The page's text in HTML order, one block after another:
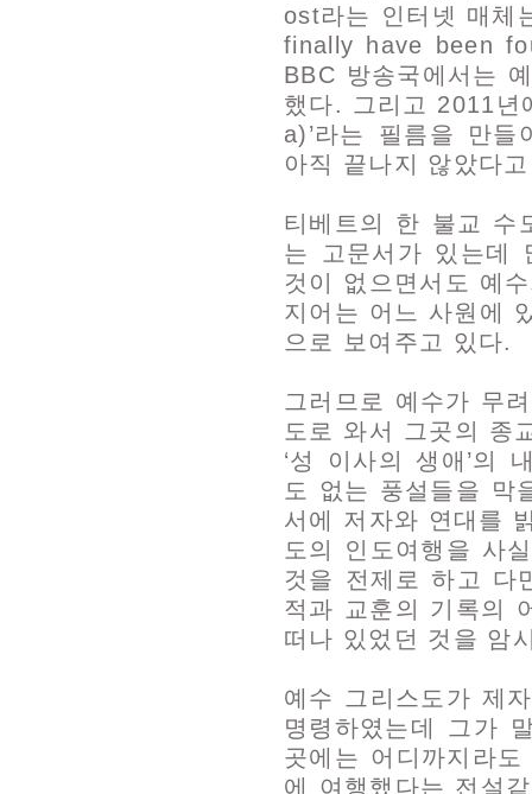
ost라는 인터넷 매체
finally have been
BBC 방송국에서는
했다. 그리고 2011
a)’라는 필름을 만
아직 끝나지 않았다
티베트의 한 불교 수
는 고문서가 있는데
것이 없으면서도 예
지어는 어느 사원에
으로 보여주고 있다.
그러므로 예수가 무
도로 와서 그곳의 종
‘성 이사의 생애’의
도 없는 풍설들을 막
서에 저자와 연대를
도의 인도여행을 사
것을 전제로 하고 다
적과 교훈의 기록의
떠나 있었던 것을 암
예수 그리스도가 제
명령하였는데 그가
곳에는 어디까지라
에 여행했다는 전설